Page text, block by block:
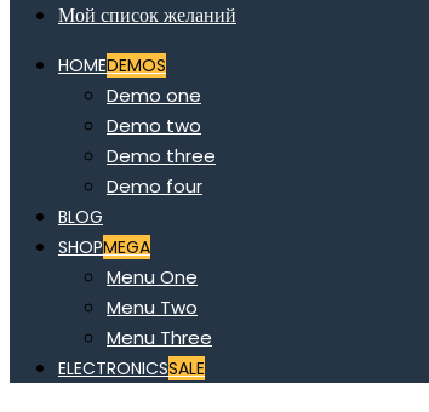
Мой список желаний
HOMEDEMOS
Demo one
Demo two
Demo three
Demo four
BLOG
SHOPMEGA
Menu One
Menu Two
Menu Three
ELECTRONICSSALE